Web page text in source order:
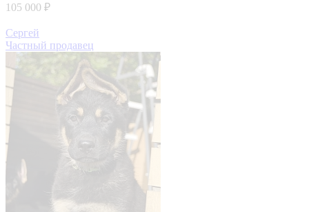
105 000 ₽
Сергей
Частный продавец